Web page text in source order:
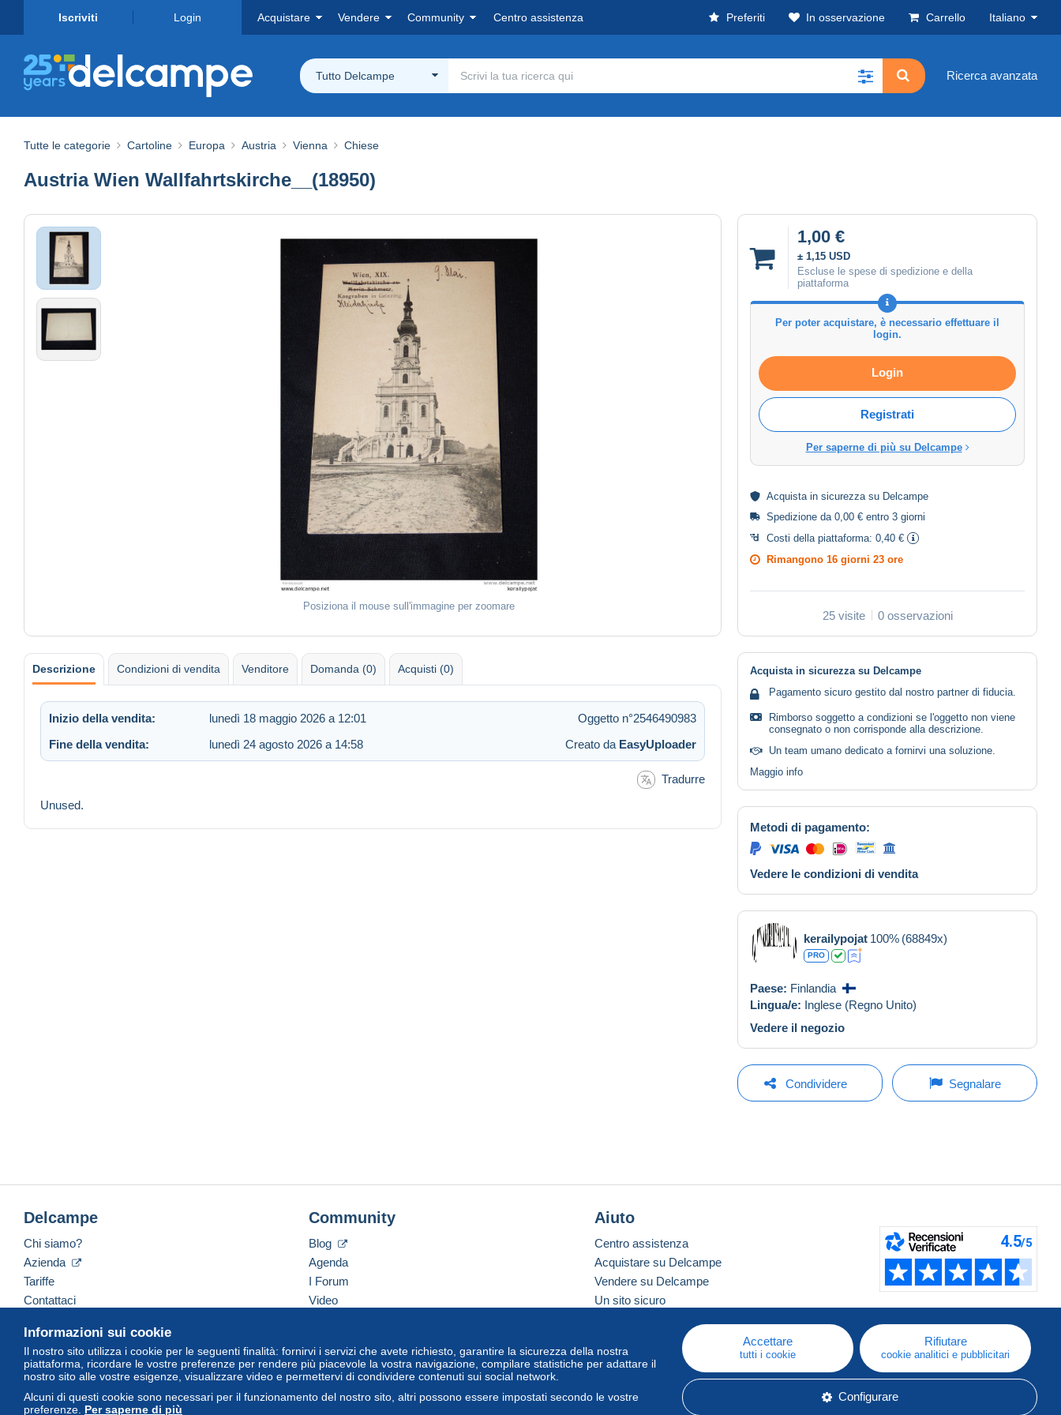
Iscriviti Login Acquistare Vendere Community Centro assistenza Preferiti In osservazione Carrello Italiano
Tutto Delcampe Ricerca avanzata
Tutte le categorie Cartoline Europa Austria Vienna Chiese
Austria Wien Wallfahrtskirche__(18950)
Posiziona il mouse sull'immagine per zoomare
1,00 €
± 1,15 USD
Escluse le spese di spedizione e della
piattaforma
Per poter acquistare, è necessario effettuare il
login.
Login
Registrati
Per saperne di più su Delcampe
Acquista in sicurezza su Delcampe
Spedizione da 0,00 € entro 3 giorni
Costi della piattaforma: 0,40 €
Rimangono 16 giorni 23 ore
25 visite 0 osservazioni
Descrizione Condizioni di vendita Venditore Domanda (0) Acquisti (0)
Inizio della vendita: lunedì 18 maggio 2026 a 12:01
Oggetto n°2546490983
Fine della vendita:
lunedì 24 agosto 2026 a 14:58 Creato da EasyUploader
Tradurre
Unused.
Acquista in sicurezza su Delcampe
Pagamento sicuro gestito dal nostro partner di fiducia.
Rimborso soggetto a condizioni se l'oggetto non viene
consegnato o non corrisponde alla descrizione.
Un team umano dedicato a fornirvi una soluzione.
Maggio info
Metodi di pagamento:
Vedere le condizioni di vendita
kerailypojat 100% (68849x)
PRO
Paese: Finlandia
Lingua/e: Inglese (Regno Unito)
Vedere il negozio
Condividere Segnalare
Informazioni sui cookie
Il nostro sito utilizza i cookie per le seguenti finalità: fornirvi i servizi che avete richiesto, garantire la sicurezza della nostra
piattaforma, ricordare le vostre preferenze per rendere più piacevole la vostra navigazione, compilare statistiche per adattare il
nostro sito alle vostre esigenze, visualizzare video e permettervi di condividere contenuti sui social network.
Alcuni di questi cookie sono necessari per il funzionamento del nostro sito, altri possono essere impostati secondo le vostre
preferenze. Per saperne di più
Accettare
tutti i cookie
Rifiutare
cookie analitici e pubblicitari
Configurare
Delcampe
Chi siamo?
Azienda
Tariffe
Contattaci
Community
Blog
Agenda
I Forum
Video
Aiuto
Centro assistenza
Acquistare su Delcampe
Vendere su Delcampe
Un sito sicuro
Italiano USD America/Indiana/Vevay Versione standard
© Delcampe International Srl. Tutti i diritti riservati.